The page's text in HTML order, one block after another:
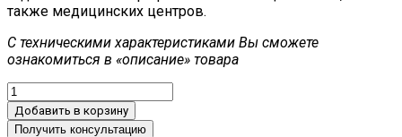
также медицинских центров.
С техническими характеристиками Вы сможете
ознакомиться в «описание» товара
Добавить в корзину
Получить консультацию